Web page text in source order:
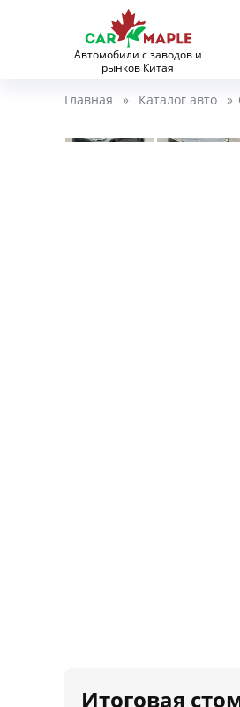
Автомобили с заводов и
рынков Китая
Главная » Каталог авто »
Итоговая